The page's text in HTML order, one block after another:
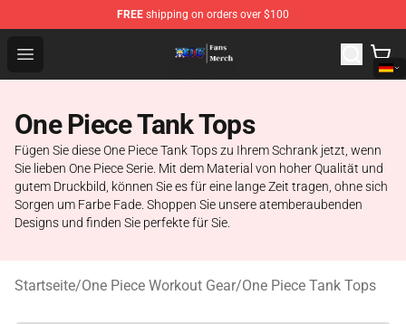
FREE shipping on orders over $100
Open menu
One Piece Store - Official One Piece Merchandise Shop
One Piece Tank Tops
Fügen Sie diese One Piece Tank Tops zu Ihrem Schrank jetzt, wenn
Sie lieben One Piece Serie. Mit dem Material von hoher Qualität und
gutem Druckbild, können Sie es für eine lange Zeit tragen, ohne sich
Sorgen um Farbe Fade. Shoppen Sie unsere atemberaubenden
Designs und finden Sie perfekte für Sie.
Startseite/One Piece Workout Gear/One Piece Tank Tops